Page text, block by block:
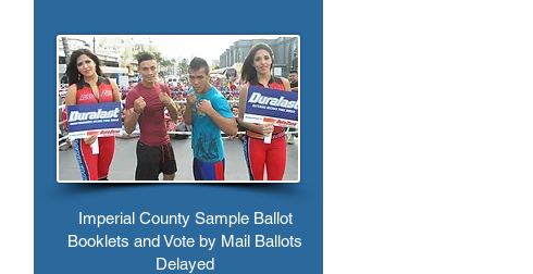
Imperial County Sample Ballot
Booklets and Vote by Mail Ballots
Delayed